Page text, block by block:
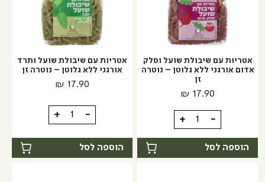
ללא
גלוטן
|
גלוטן
|
נוטרזן
אטריות עם שיבולת שועל וסלק
אדום אורגני ללא גלוטן – נוטרה
זן
₪ 17.90
-
כמות
של
אטריות
עם
+
הוספה לסל
אטריות עם שיבולת שועל ותרד
אורגני ללא גלוטן – נוטרה זן
₪ 17.90
-
כמות
של
אטריות
+
הוספה לסל